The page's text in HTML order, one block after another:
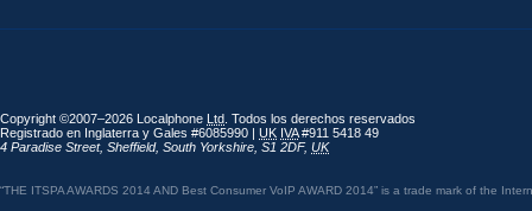
Copyright ©2007–2026 Localphone Ltd . Todos los derechos reservados
Registrado en Inglaterra y Gales #6085990 | UK IVA#911 5418 49
4 Paradise Street, Sheffield, South Yorkshire S1 2DF, UK
“THE ITSPA AWARDS 2014 AND Best Consumer VoIP AWARD 2014” is a trade mark of the